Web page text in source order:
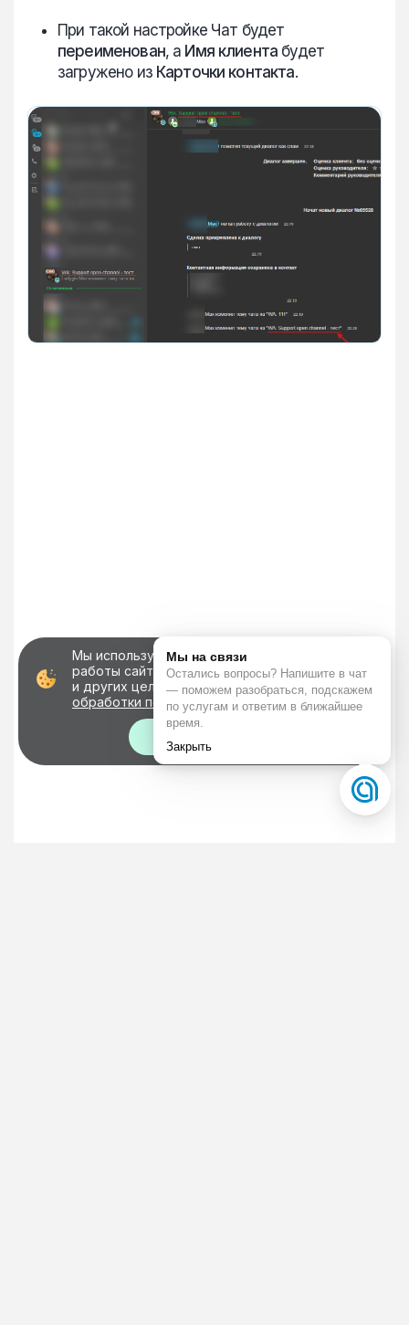
При такой настройке Чат будет
переименован, а Имя клиента будет
загружено из Карточки контакта.
Мы используем файлы cookie для корректной
работы сайта, персонализации пользователей
и других целей, предусмотренныхполитикой
обработки персональных данных